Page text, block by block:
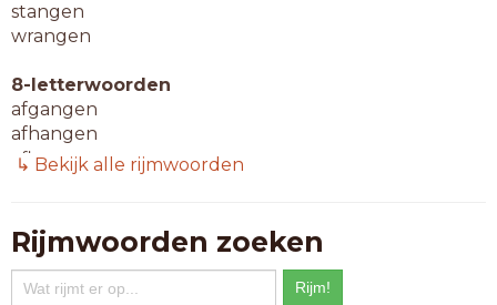
stangen
wrangen
8-letterwoorden
afgangen
afhangen
aflangen
belangen
bevangen
bijlange
↳ Bekijk alle rijmwoorden
Rijmwoorden zoeken